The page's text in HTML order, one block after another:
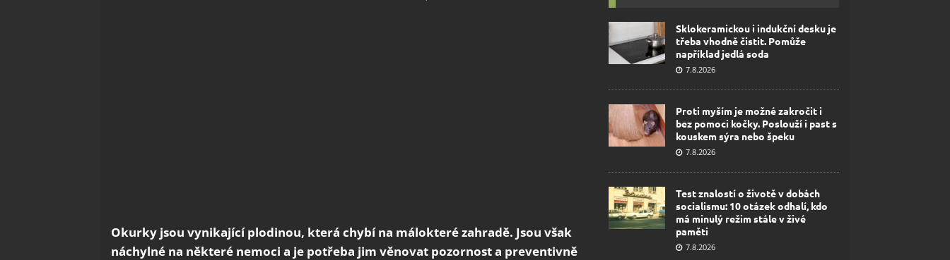
Okurky jsou vynikající plodinou, která chybí na málokteré zahradě. Jsou však
náchylné na některé nemoci a je potřeba jim věnovat pozornost a preventivně
Sklokeramickou i indukční desku je
třeba vhodně čistit. Pomůže
například jedlá soda
7.8.2026
Proti myším je možné zakročit i
bez pomoci kočky. Poslouží i past s
kouskem sýra nebo špeku
7.8.2026
Test znalostí o životě v dobách
socialismu: 10 otázek odhalí, kdo
má minulý režim stále v živé
paměti
7.8.2026